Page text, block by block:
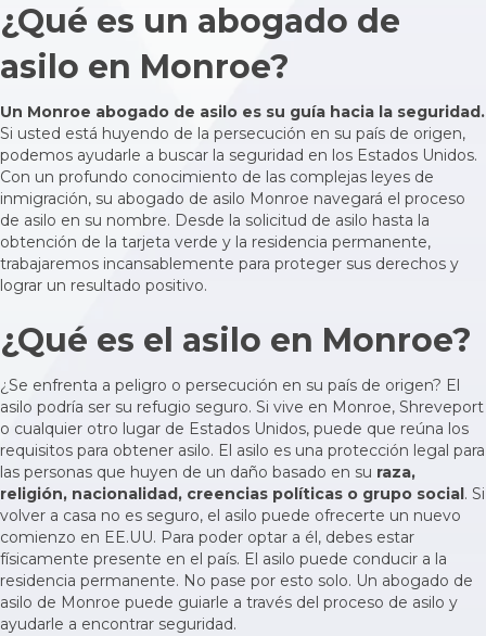
¿Qué es un abogado de
asilo en Monroe?
Un Monroe abogado de asilo es su guía hacia la seguridad.
Si usted está huyendo de la persecución en su país de origen,
podemos ayudarle a buscar la seguridad en los Estados Unidos.
Con un profundo conocimiento de las complejas leyes de
inmigración, su abogado de asilo Monroe navegará el proceso
de asilo en su nombre. Desde la solicitud de asilo hasta la
obtención de la tarjeta verde y la residencia permanente,
trabajaremos incansablemente para proteger sus derechos y
lograr un resultado positivo.
¿Qué es el asilo en Monroe?
¿Se enfrenta a peligro o persecución en su país de origen? El
asilo podría ser su refugio seguro. Si vive en Monroe, Shreveport
o cualquier otro lugar de Estados Unidos, puede que reúna los
requisitos para obtener asilo. El asilo es una protección legal para
las personas que huyen de un daño basado en su raza,
religión, nacionalidad, creencias políticas o grupo social. Si
volver a casa no es seguro, el asilo puede ofrecerte un nuevo
comienzo en EE.UU. Para poder optar a él, debes estar
físicamente presente en el país. El asilo puede conducir a la
residencia permanente. No pase por esto solo. Un abogado de
asilo de Monroe puede guiarle a través del proceso de asilo y
ayudarle a encontrar seguridad.